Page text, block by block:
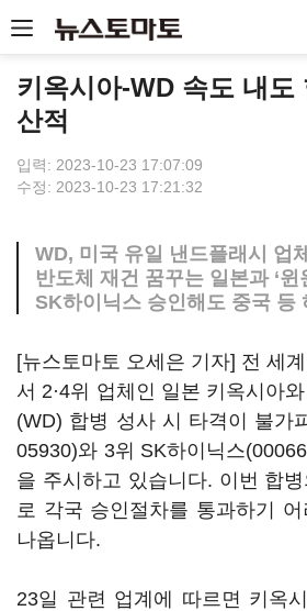
키옥시아-WD 속도 내도
산적
입력: 2023-10-23 17:07:09
수정: 2023-10-23 17:21:32
WD, 미국 유일 낸드플래시 업체
반도체 재건 꿈꾸는 일본과 ‘윈
SK하이닉스 승인해도 중국 등
[뉴스토마토 오세은 기자] 전 세
서 2·4위 업체인 일본 키옥시아
(WD) 합병 성사 시 타격이 불가
05930)와 3위 SK하이닉스
을 주시하고 있습니다. 이번 합병
로 각국 승인절차를 통과하기 어
나옵니다.
23일 관련 업계에 따르면 키옥